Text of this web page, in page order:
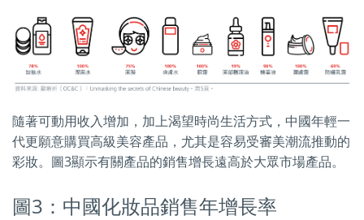
隨著可動用收入增加，加上渴望時尚生活方式，中國年輕一
代更願意購買高級美容產品，尤其是容易受審美潮流推動的
彩妝。圖3顯示有關產品的銷售增長遠高於大眾市場產品。
圖3：中國化妝品銷售年增長率